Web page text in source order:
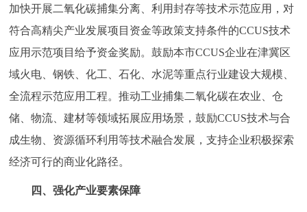
加快开展二氧化碳捕集分离、利用封存等技术示范应用，对
符合高精尖产业发展项目资金等政策支持条件的CCUS技术
应用示范项目给予资金奖励。鼓励本市CCUS企业在津冀区
域火电、钢铁、化工、石化、水泥等重点行业建设大规模、
全流程示范应用工程。推动工业捕集二氧化碳在农业、仓
储、物流、建材等领域拓展应用场景，鼓励CCUS技术与合
成生物、资源循环利用等技术融合发展，支持企业积极探索
经济可行的商业化路径。
四、强化产业要素保障